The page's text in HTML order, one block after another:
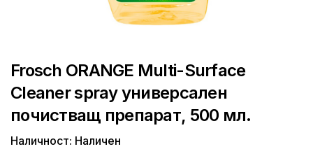
Frosch ORANGE Multi-Surface
Cleaner spray универсален
почистващ препарат, 500 мл.
Наличност: Наличен